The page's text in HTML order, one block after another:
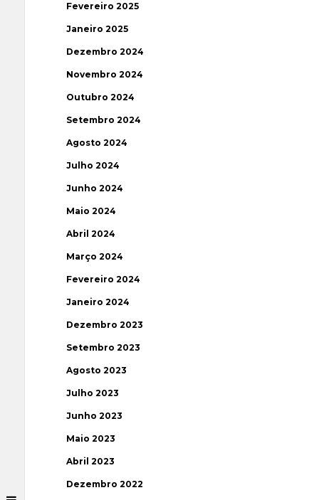
Fevereiro 2025
Janeiro 2025
Dezembro 2024
Novembro 2024
Outubro 2024
Setembro 2024
Agosto 2024
Julho 2024
Junho 2024
Maio 2024
Abril 2024
Março 2024
Fevereiro 2024
Janeiro 2024
Dezembro 2023
Setembro 2023
Agosto 2023
Julho 2023
Junho 2023
Maio 2023
Abril 2023
Dezembro 2022